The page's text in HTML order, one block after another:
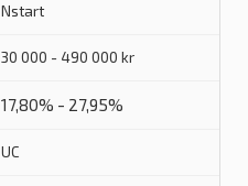
Nstart
30 000 - 490 000 kr
17,80% - 27,95%
UC